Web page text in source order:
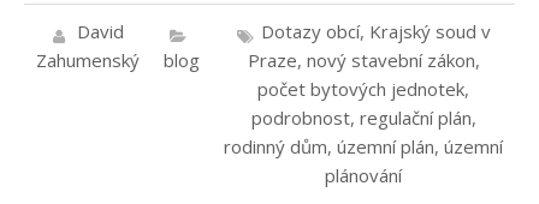
David
Zahumenský
blog
Dotazy obcí, Krajský soud v
Praze, nový stavební zákon,
počet bytových jednotek,
podrobnost, regulační plán,
rodinný dům, územní plán, územní
plánování